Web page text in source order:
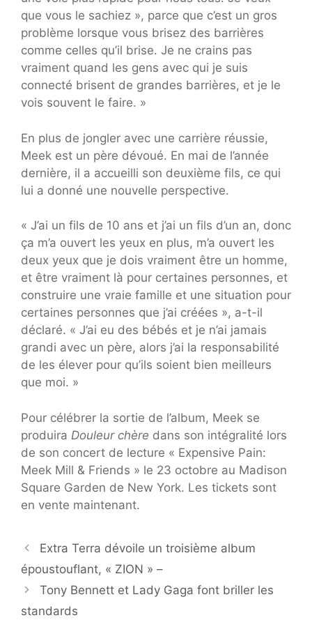
que vous le sachiez », parce que c’est un gros
problème lorsque vous brisez des barrières
comme celles qu’il brise. Je ne crains pas
vraiment quand les gens avec qui je suis
connecté brisent de grandes barrières, et je le
vois souvent le faire. »
En plus de jongler avec une carrière réussie,
Meek est un père dévoué. En mai de l’année
dernière, il a accueilli son deuxième fils, ce qui
lui a donné une nouvelle perspective.
« J’ai un fils de 10 ans et j’ai un fils d’un an, donc
ça m’a ouvert les yeux en plus, m’a ouvert les
deux yeux que je dois vraiment être un homme,
et être vraiment là pour certaines personnes, et
construire une vraie famille et une situation pour
certaines personnes que j’ai créées », a-t-il
déclaré. « J’ai eu des bébés et je n’ai jamais
grandi avec un père, alors j’ai la responsabilité
de les élever pour qu’ils soient bien meilleurs
que moi. »
Pour célébrer la sortie de l’album, Meek se
produira Douleur chère dans son intégralité lors
de son concert de lecture « Expensive Pain:
Meek Mill & Friends » le 23 octobre au Madison
Square Garden de New York. Les tickets sont
en vente maintenant.
Extra Terra dévoile un troisième album
époustouflant, « ZION » –
Tony Bennett et Lady Gaga font briller les
standards